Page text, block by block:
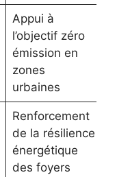
Appui à
l’objectif zéro
émission en
zones
urbaines
Renforcement
de la résilience
énergétique
des foyers